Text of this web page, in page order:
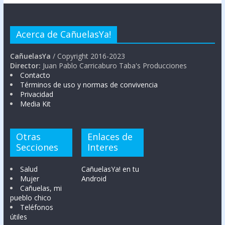
Acerca de CañuelasYa!
CañuelasYa / Copyright 2016-2023
Director: Juan Pablo Carricaburo Taba's Producciones
Contacto
Términos de uso y normas de convivencia
Privacidad
Media Kit
Otras
Secciones
Salud
Mujer
Cañuelas, mi
pueblo chico
Teléfonos
útiles
Enlaces de
Interes
CañuelasYa! en tu
Android